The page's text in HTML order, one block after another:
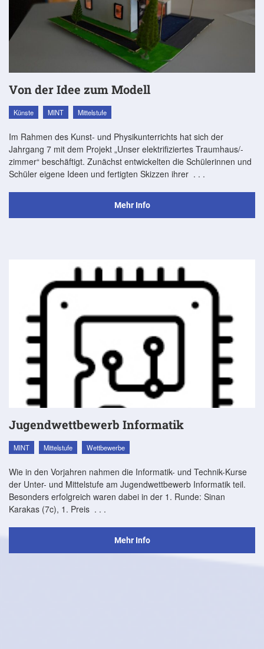
Von der Idee zum Modell
Künste MINT Mittelstufe
Im Rahmen des Kunst- und Physikunterrichts hat sich der
Jahrgang 7 mit dem Projekt „Unser elektrifiziertes Traumhaus/-
zimmer“ beschäftigt. Zunächst entwickelten die Schülerinnen und
Schüler eigene Ideen und fertigten Skizzen ihrer . . .
Mehr Info
Jugendwettbewerb Informatik
MINT Mittelstufe Wettbewerbe
Wie in den Vorjahren nahmen die Informatik- und Technik-Kurse
der Unter- und Mittelstufe am Jugendwettbewerb Informatik teil.
Besonders erfolgreich waren dabei in der 1. Runde: Sinan
Karakas (7c), 1. Preis . . .
Mehr Info